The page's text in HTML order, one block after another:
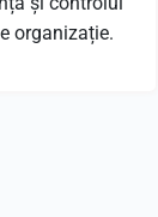
organizație.